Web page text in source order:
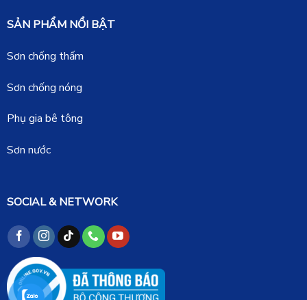
SẢN PHẨM NỔI BẬT
Sơn chống thấm
Sơn chống nóng
Phụ gia bê tông
Sơn nước
SOCIAL & NETWORK